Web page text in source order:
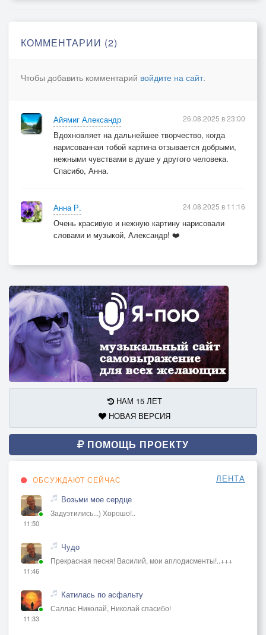
никогда не разлучит нас жизнь...
поле золотое,
КОММЕНТАРИИ (2)
Чтобы добавить комментарий войдите на сайт.
Айямиг Александр
Вдохновляет на дальнейшее творчество, когда
нарисованная тобой картина отзывается добрыми,
нежными чувствами в душе у другого человека.
Спасибо, Анна.
26.08.2025 в 23:00
Анна Р.
Очень красивую и нежную картину нарисовали
словами и музыкой, Александр! ❤️
24.08.2025 в 11:16
НАМ 15 ЛЕТ
НОВАЯ ВЕРСИЯ
ПОМОЩЬ ПРОЕКТУ
ОБСУЖДАЮТ СЕЙЧАС ЛЕНТА
11:50
Возьми мое сердце
Задуэтились...) Хорошо!..
11:46
Чудо
Прекрасная песня! Василий, мои аплодисменты!..+++
11:33
Катилась по асфальту
Саллас Николай, Николай спасибо!